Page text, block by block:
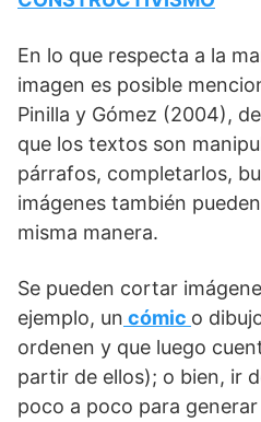
En lo que respecta a la
imagen es posible
Pinilla y Gómez (2004),
que los textos son
párrafos, completarlos,
imágenes también
misma manera.
Se pueden cortar
ejemplo, un cómic o
ordenen y que luego
partir de ellos); o bien, ir
poco a poco para